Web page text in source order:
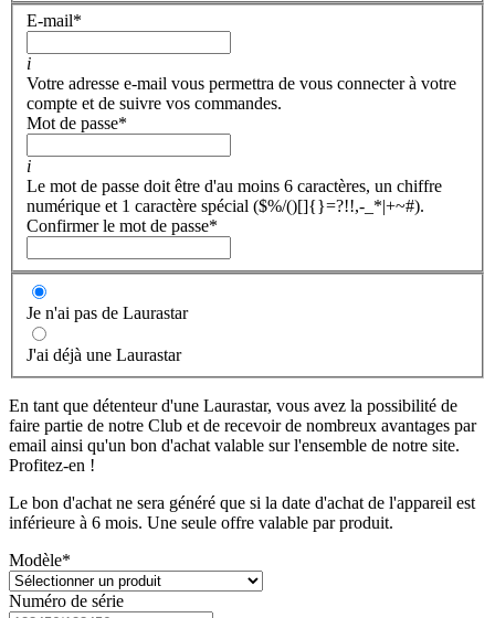
E-mail*
i
Votre adresse e-mail vous permettra de vous connecter à votre
compte et de suivre vos commandes.
Mot de passe*
i
Le mot de passe doit être d'au moins 6 caractères, un chiffre
numérique et 1 caractère spécial ($%/()[]{}=?!!,-_*|+~#).
Confirmer le mot de passe*
Je n'ai pas de Laurastar
J'ai déjà une Laurastar
En tant que détenteur d'une Laurastar, vous avez la possibilité de
faire partie de notre Club et de recevoir de nombreux avantages par
email ainsi qu'un bon d'achat valable sur l'ensemble de notre site.
Profitez-en !
Le bon d'achat ne sera généré que si la date d'achat de l'appareil est
inférieure à 6 mois. Une seule offre valable par produit.
Modèle*
Numéro de série